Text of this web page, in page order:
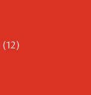
(12)